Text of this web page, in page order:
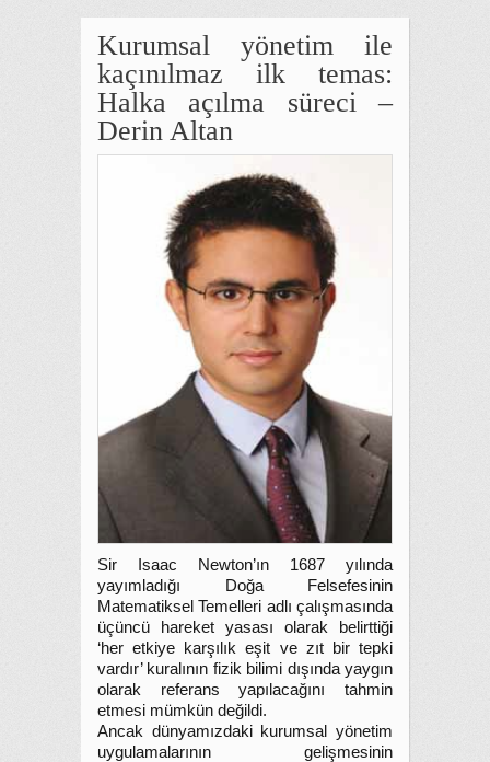
Kurumsal yönetim ile
kaçınılmaz ilk temas:
Halka açılma süreci –
Derin Altan
Sir Isaac Newton’ın 1687 yılında
yayımladığı Doğa Felsefesinin
Matematiksel Temelleri adlı çalışmasında
üçüncü hareket yasası olarak belirttiği
‘her etkiye karşılık eşit ve zıt bir tepki
vardır’ kuralının fizik bilimi dışında yaygın
olarak referans yapılacağını tahmin
etmesi mümkün değildi.
Ancak dünyamızdaki kurumsal yönetim
uygulamalarının gelişmesinin